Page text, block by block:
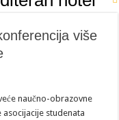
više
naučno-obrazovne
studenata